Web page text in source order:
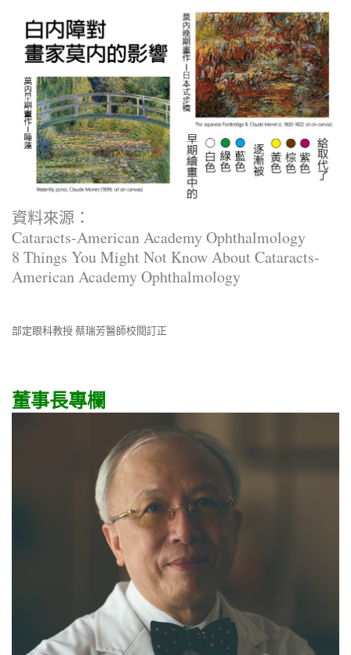
資料來源：
Cataracts-American Academy Ophthalmology
8 Things You Might Not Know About Cataracts-
American Academy Ophthalmology
部定眼科教授 蔡瑞芳醫師校閱訂正
董事長專欄